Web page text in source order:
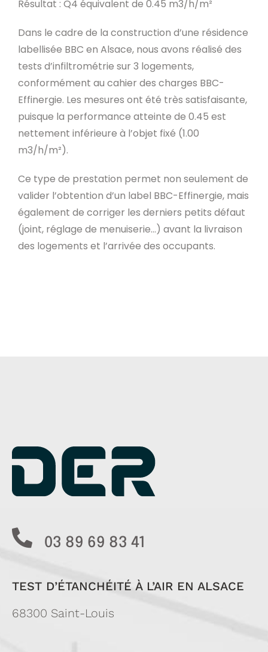
Résultat : Q4 équivalent de 0.45 m3/h/m²
Dans le cadre de la construction d’une résidence
labellisée BBC en Alsace, nous avons réalisé des
tests d’infiltrométrie sur 3 logements,
conformément au cahier des charges BBC-
Effinergie. Les mesures ont été très satisfaisante,
puisque la performance atteinte de 0.45 est
nettement inférieure à l’objet fixé (1.00
m3/h/m²).
Ce type de prestation permet non seulement de
valider l’obtention d’un label BBC-Effinergie, mais
également de corriger les derniers petits défaut
(joint, réglage de menuiserie…) avant la livraison
des logements et l’arrivée des occupants.
03 89 69 83 41
TEST D’ÉTANCHÉITÉ À L’AIR EN ALSACE
68300 Saint-Louis